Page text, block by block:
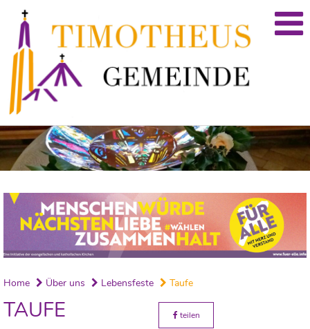
Home Über uns Lebensfeste Taufe
TAUFE teilen